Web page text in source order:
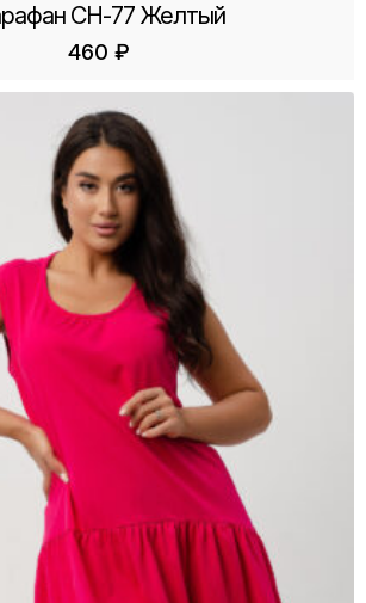
СН-77 Желтый
460 ₽